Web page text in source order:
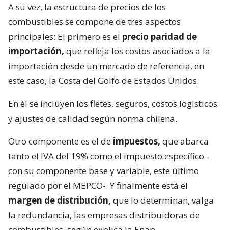
A su vez, la estructura de precios de los
combustibles se compone de tres aspectos
principales: El primero es el precio paridad de
importación, que refleja los costos asociados a la
importación desde un mercado de referencia, en
este caso, la Costa del Golfo de Estados Unidos.
En él se incluyen los fletes, seguros, costos logísticos
y ajustes de calidad según norma chilena.
Otro componente es el de impuestos, que abarca
tanto el IVA del 19% como el impuesto específico -
con su componente base y variable, este último
regulado por el MEPCO-. Y finalmente está el
margen de distribución, que lo determinan, valga
la redundancia, las empresas distribuidoras de